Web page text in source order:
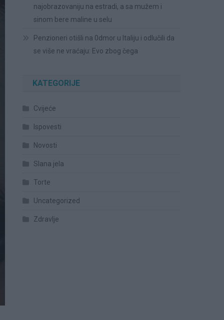
najobrazovaniju na estradi, a sa mužem i
sinom bere maline u selu
Penzioneri otišli na 0dmor u Italiju i odlučili da
se više ne vraćaju: Evo zbog čega
KATEGORIJE
Cvijeće
Ispovesti
Novosti
Slana jela
Torte
Uncategorized
Zdravlje